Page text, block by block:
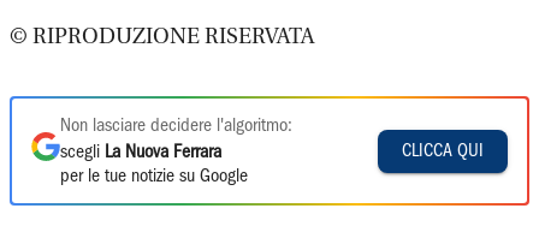
© RIPRODUZIONE RISERVATA
Non lasciare decidere l'algoritmo:
scegli La Nuova Ferrara
per le tue notizie su Google
CLICCA QUI